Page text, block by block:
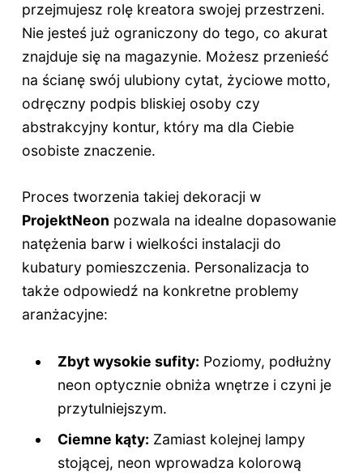
przejmujesz rolę kreatora swojej przestrzeni.
Nie jesteś już ograniczony do tego, co akurat
znajduje się na magazynie. Możesz przenieść
na ścianę swój ulubiony cytat, życiowe motto,
odręczny podpis bliskiej osoby czy
abstrakcyjny kontur, który ma dla Ciebie
osobiste znaczenie.
Proces tworzenia takiej dekoracji w
ProjektNeon pozwala na idealne dopasowanie
natężenia barw i wielkości instalacji do
kubatury pomieszczenia. Personalizacja to
także odpowiedź na konkretne problemy
aranżacyjne:
Zbyt wysokie sufity: Poziomy, podłużny
neon optycznie obniża wnętrze i czyni je
przytulniejszym.
Ciemne kąty: Zamiast kolejnej lampy
stojącej, neon wprowadza kolorową